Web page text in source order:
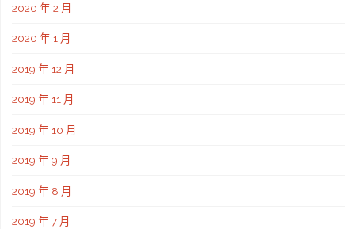
2020 年 2 月
2020 年 1 月
2019 年 12 月
2019 年 11 月
2019 年 10 月
2019 年 9 月
2019 年 8 月
2019 年 7 月